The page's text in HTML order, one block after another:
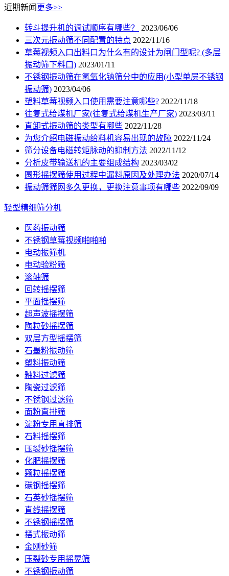
近期新闻 更多>>
转斗提升机的调试顺序有哪些？
2023/06/06
三次元振动筛不同配置的特点 2022/11/16
草莓视频入口出料口为什么有的设计为闸门型呢? (多层
振动筛下料口) 2023/01/11
不锈钢振动筛在氢氧化钠筛分中的应用(小型单层不锈钢
振动筛) 2023/04/06
塑料草莓视频入口使用需要注意哪些? 2022/11/18
往复式给煤机厂家(往复式给煤机生产厂家) 2023/03/11
直卸式振动筛的类型有哪些 2022/11/28
为您介绍电磁振动给料机容易出现的故障 2022/11/24
筛分设备电磁转矩脉动的抑制方法 2022/11/12
分析皮带输送机的主要组成结构 2023/03/02
圆形摇摆筛使用过程中漏料原因及处理办法 2020/07/14
振动筛筛网多久更换，更换注意事项有哪些 2022/09/09
轻型精细筛分机
医药振动筛
不锈钢草莓视频啪啪啪
电动振筛机
电动验粉筛
滚轴筛
回转摇摆筛
平面摇摆筛
超声波摇摆筛
陶粒砂摇摆筛
双层方型摇摆筛
石墨粉振动筛
塑料振动筛
釉料过滤筛
陶瓷过滤筛
不锈钢过滤筛
面粉直排筛
淀粉专用直排筛
石料摇摆筛
压裂砂摇摆筛
化肥摇摆筛
颗粒摇摆筛
碳钢摇摆筛
石英砂摇摆筛
直线摇摆筛
不锈钢摇摆筛
摆式振动筛
金刚砂筛
压裂砂专用摇晃筛
不锈钢振动筛